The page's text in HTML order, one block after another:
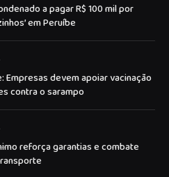
a pagar R$ 100 mil por
em Peruíbe
Empresas devem apoiar vacinação
contra o sarampo
reforça garantias e combate